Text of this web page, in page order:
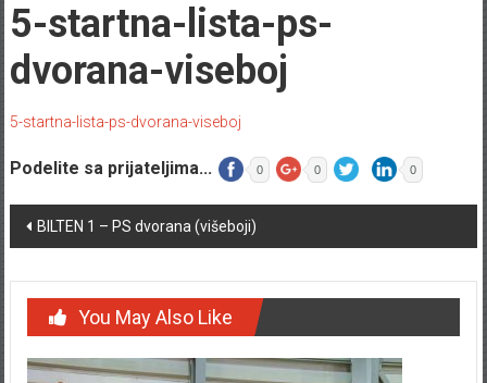
5-startna-lista-ps-
dvorana-viseboj
5-startna-lista-ps-dvorana-viseboj
Podelite sa prijateljima... 0 0 0
Post navigation
BILTEN 1 – PS dvorana (višeboji)
You May Also Like